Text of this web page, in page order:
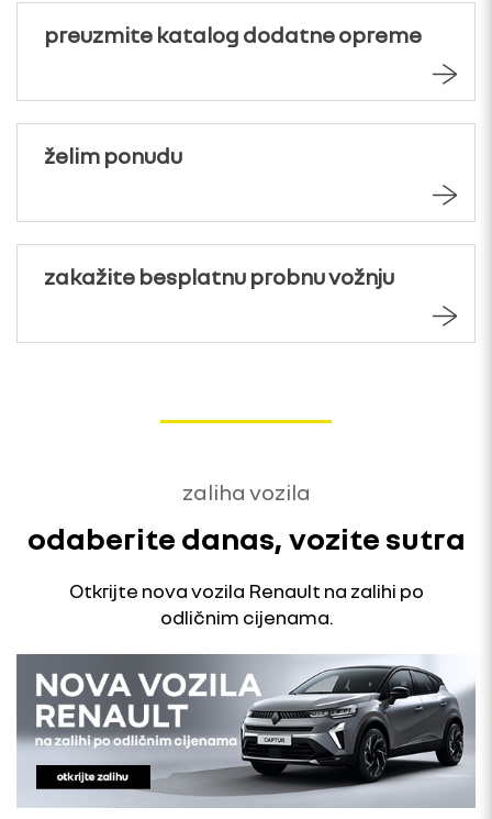
preuzmite katalog dodatne opreme
želim ponudu
zakažite besplatnu probnu vožnju
zaliha vozila
odaberite danas, vozite sutra
Otkrijte nova vozila Renault na zalihi po
odličnim cijenama.